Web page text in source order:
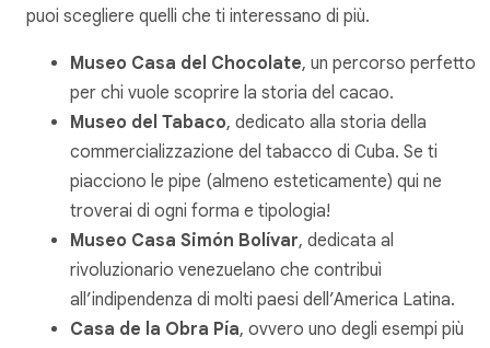
puoi scegliere quelli che ti interessano di più.
Museo Casa del Chocolate, un percorso perfetto
per chi vuole scoprire la storia del cacao.
Museo del Tabaco, dedicato alla storia della
commercializzazione del tabacco di Cuba. Se ti
piacciono le pipe (almeno esteticamente) qui ne
troverai di ogni forma e tipologia!
Museo Casa Simón Bolívar, dedicata al
rivoluzionario venezuelano che contribuì
all’indipendenza di molti paesi dell’America Latina.
Casa de la Obra Pía, ovvero uno degli esempi più